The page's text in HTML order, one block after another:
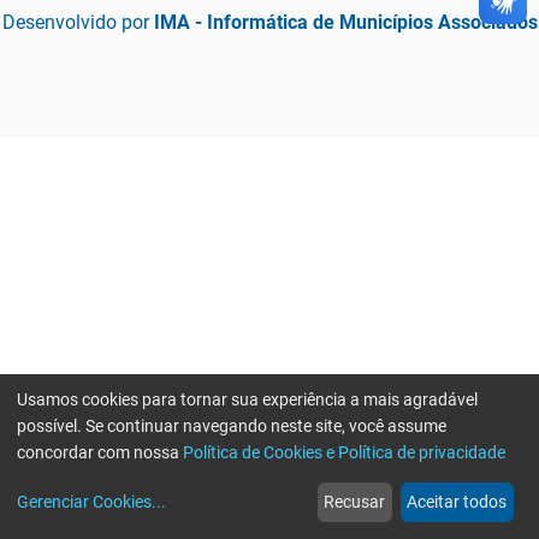
Desenvolvido por IMA - Informática de Municípios Associados
web
Notícias
more_horiz
Mais
Usamos cookies para tornar sua experiência a mais agradável
possível. Se continuar navegando neste site, você assume
concordar com nossa Política de Cookies e Política de privacidade
Gerenciar Cookies... Recusar Aceitar todos